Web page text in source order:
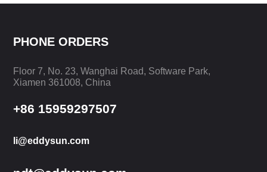
PHONE ORDERS
Floor 7, No. 23, Wanghai Road, Software Park,
Xiamen 361008, China
+86 15959297507
li@eddysun.com